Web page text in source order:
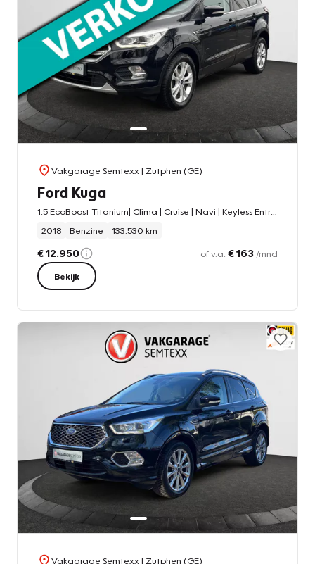
Vakgarage Semtexx | Zutphen (GE)
Ford Kuga
2018
Benzine 133.530 km
€ 12.950 of v.a. € 163 /mnd
Bekijk
Vakgarage Semtexx | Zutphen (GE)